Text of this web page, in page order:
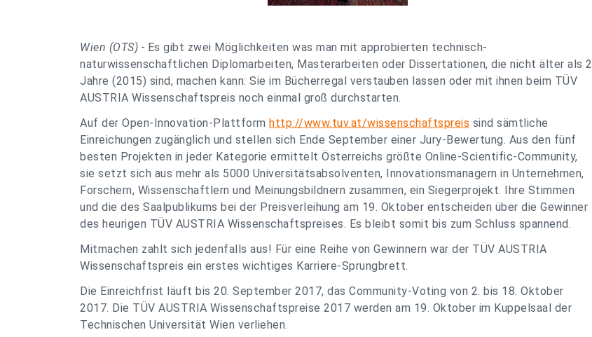
Wien (OTS) - Es gibt zwei Möglichkeiten was man mit approbierten technisch-
naturwissenschaftlichen Diplomarbeiten, Masterarbeiten oder Dissertationen, die nicht älter als 2
Jahre (2015) sind, machen kann: Sie im Bücherregal verstauben lassen oder mit ihnen beim TÜV
AUSTRIA Wissenschaftspreis noch einmal groß durchstarten.
Auf der Open-Innovation-Plattform http://www.tuv.at/wissenschaftspreis sind sämtliche
Einreichungen zugänglich und stellen sich Ende September einer Jury-Bewertung. Aus den fünf
besten Projekten in jeder Kategorie ermittelt Österreichs größte Online-Scientific-Community,
sie setzt sich aus mehr als 5000 Universitätsabsolventen, Innovationsmanagern in Unternehmen,
Forschern, Wissenschaftlern und Meinungsbildnern zusammen, ein Siegerprojekt. Ihre Stimmen
und die des Saalpublikums bei der Preisverleihung am 19. Oktober entscheiden über die Gewinner
des heurigen TÜV AUSTRIA Wissenschaftspreises. Es bleibt somit bis zum Schluss spannend.
Mitmachen zahlt sich jedenfalls aus! Für eine Reihe von Gewinnern war der TÜV AUSTRIA
Wissenschaftspreis ein erstes wichtiges Karriere-Sprungbrett.
Die Einreichfrist läuft bis 20. September 2017, das Community-Voting von 2. bis 18. Oktober
2017. Die TÜV AUSTRIA Wissenschaftspreise 2017 werden am 19. Oktober im Kuppelsaal der
Technischen Universität Wien verliehen.